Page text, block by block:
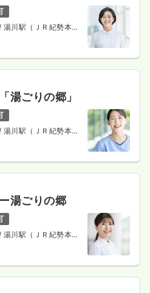
湯川駅（ＪＲ紀勢本
湯ごりの郷」
湯川駅（ＪＲ紀勢本
湯ごりの郷
湯川駅（ＪＲ紀勢本